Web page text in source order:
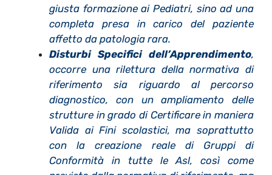
giusta formazione ai Pediatri, sino ad una
completa presa in carico del paziente
affetto da patologia rara.
Disturbi Specifici dell’Apprendimento,
occorre una rilettura della normativa di
riferimento sia riguardo al percorso
diagnostico, con un ampliamento delle
strutture in grado di Certificare in maniera
Valida ai Fini scolastici, ma soprattutto
con la creazione reale di Gruppi di
Conformità in tutte le Asl, così come